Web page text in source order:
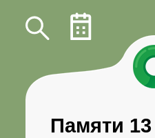
Памяти